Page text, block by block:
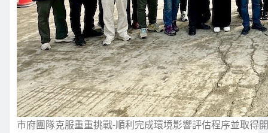
市府團隊克服重重挑戰-順利完成環境影響評估程序並取得